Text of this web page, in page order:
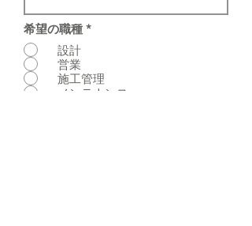
希望の職種 *
設計
営業
施工管理
メンテナンス